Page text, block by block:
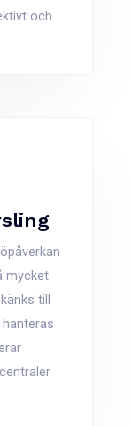
och
mycket
till